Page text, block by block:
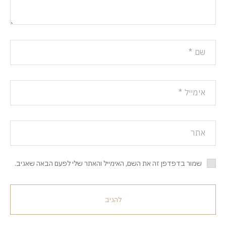
שמור בדפדפן זה את השם, האימייל והאתר שלי לפעם הבאה שאגיב.
להגיב